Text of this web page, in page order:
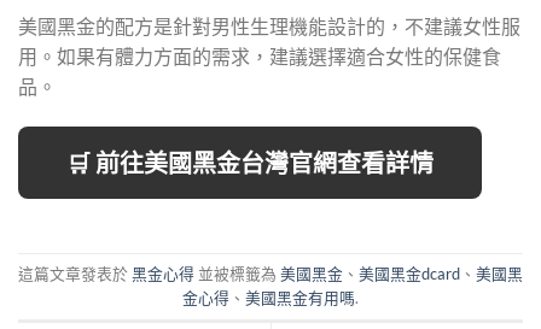
美國黑金的配方是針對男性生理機能設計的，不建議女性服
用。如果有體力方面的需求，建議選擇適合女性的保健食
品。
🛒 前往美國黑金台灣官網查看詳情
這篇文章發表於黑金心得 並被標籤為 美國黑金 、 美國黑金dcard 、 美國黑
金心得 、 美國黑金有用嗎.